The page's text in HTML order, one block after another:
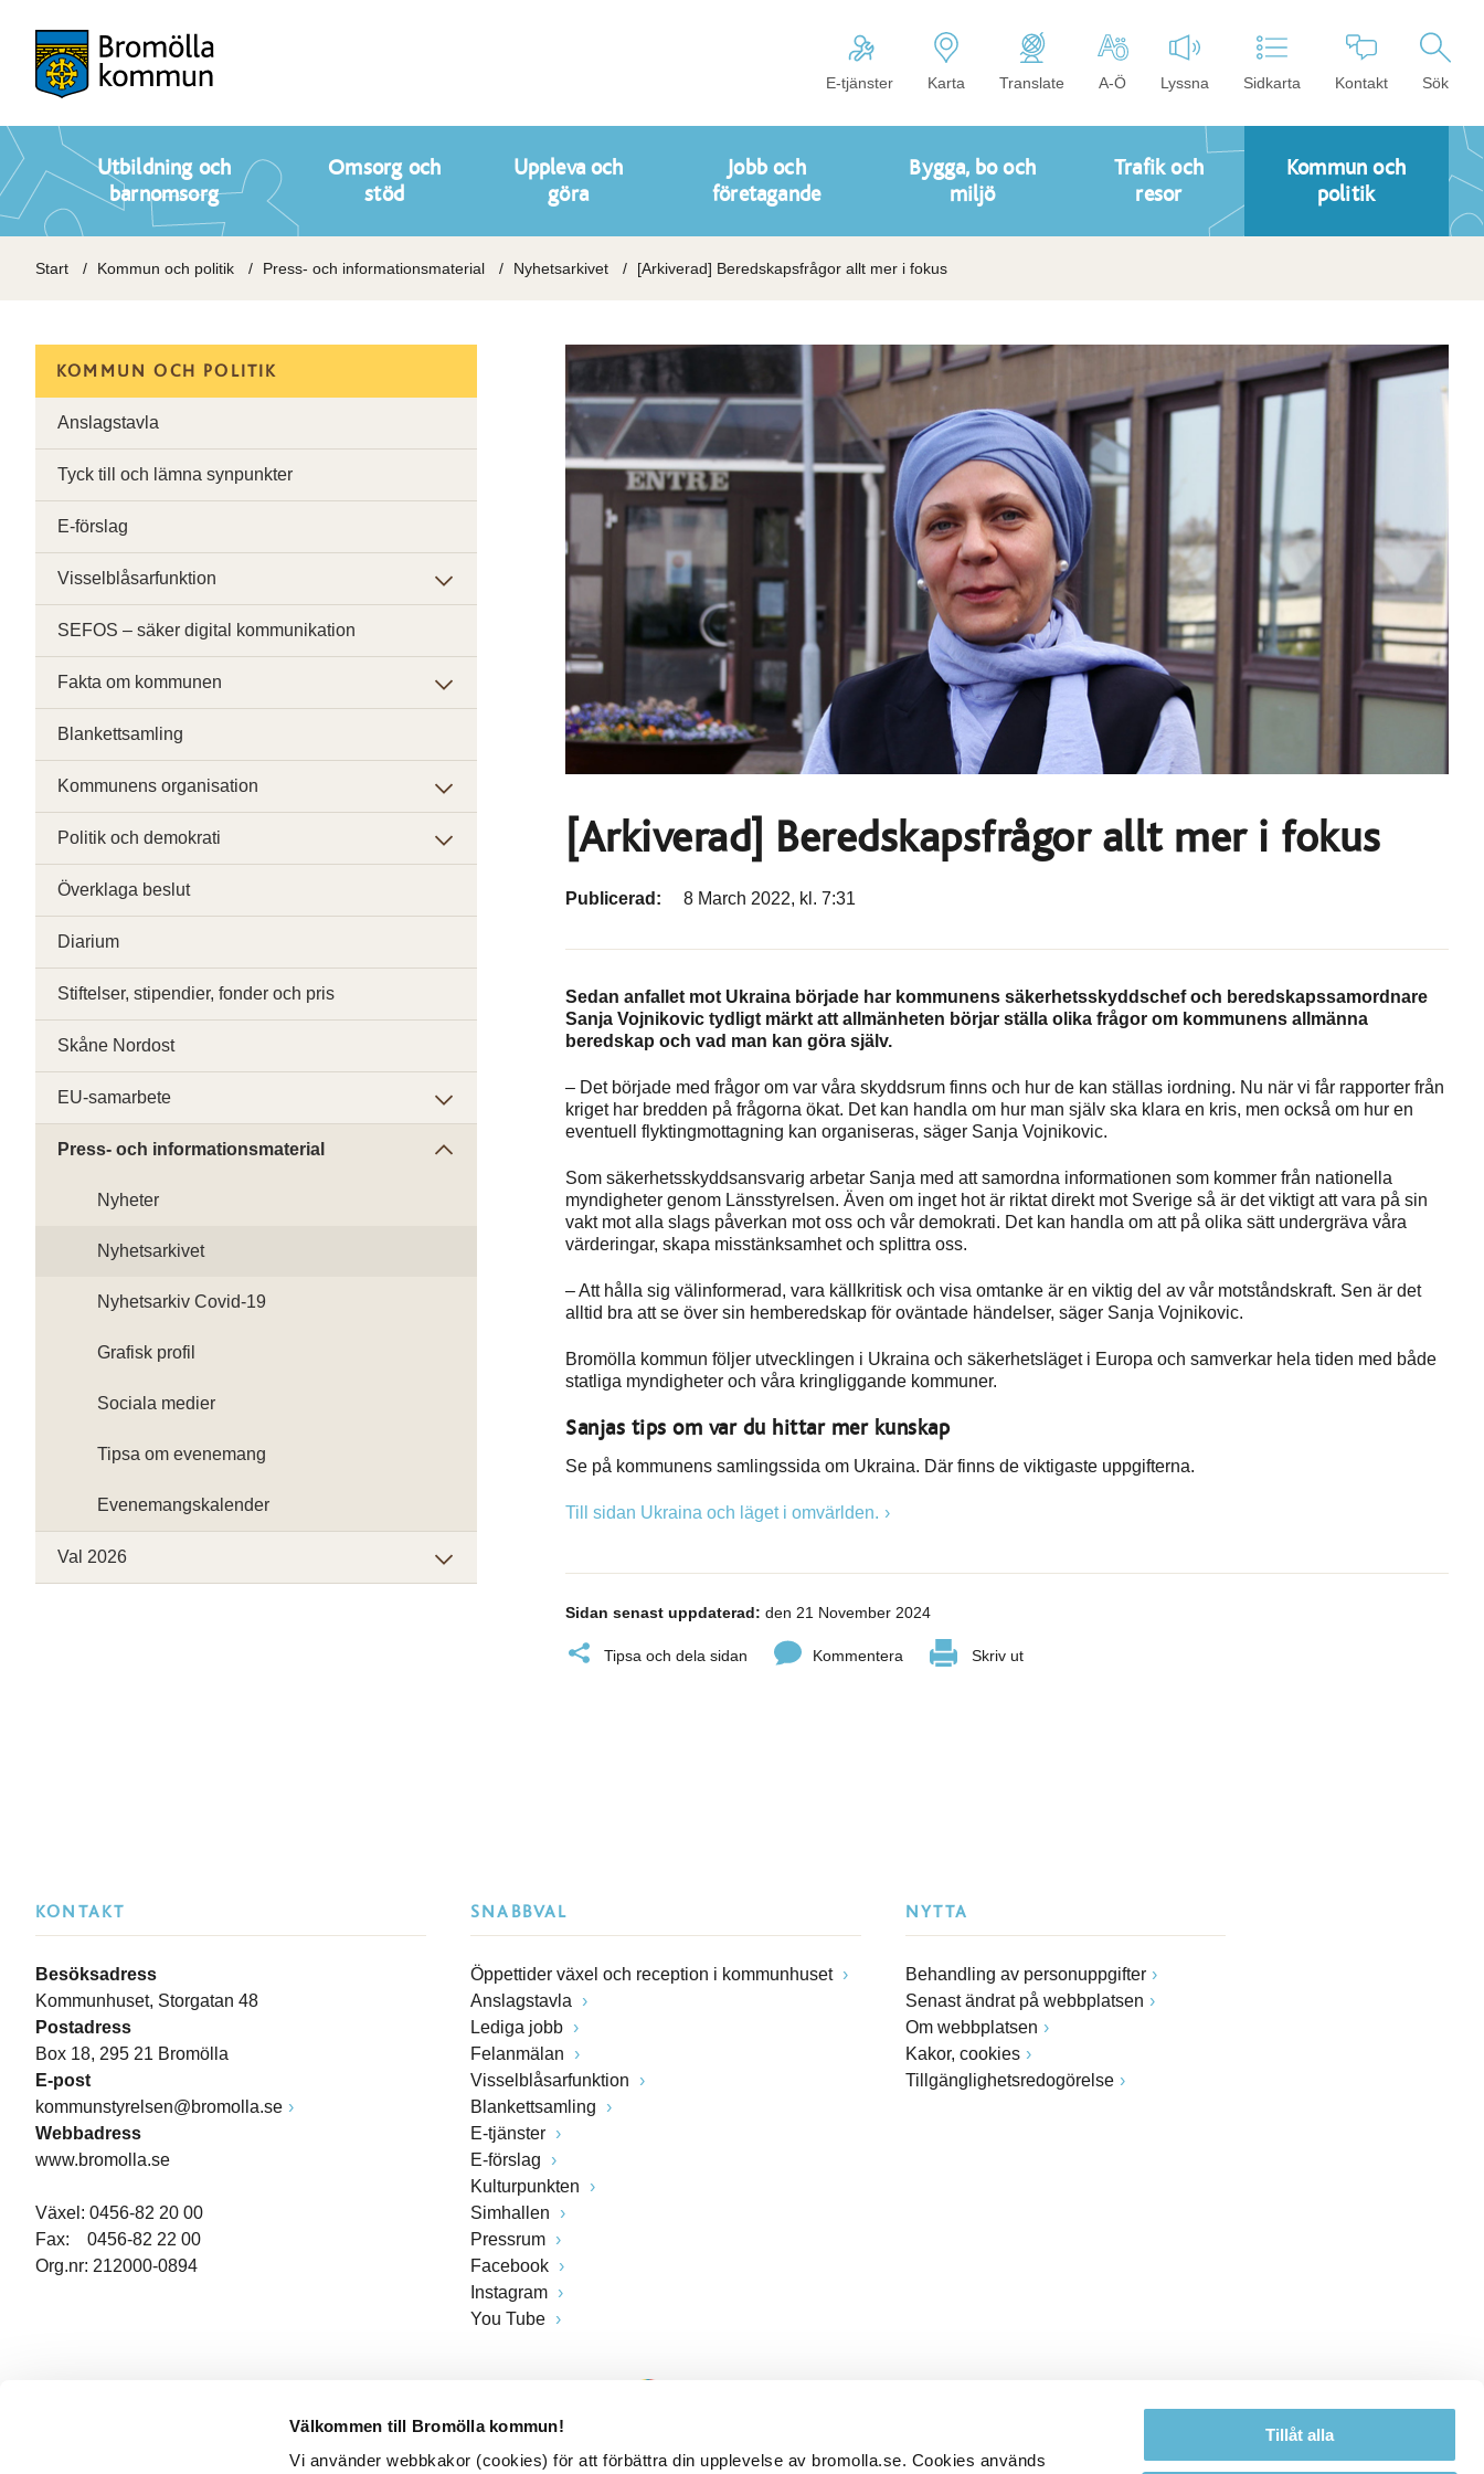
Välkommen till Bromölla kommun!
Vi använder webbkakor (cookies) för att förbättra din upplevelse av bromolla.se. Cookies används
Tillåt alla
E-tjänster Karta Translate A-Ö Lyssna Sidkarta Kontakt Sök
Utbildning och
barnomsorg
Omsorg och
stöd
Uppleva och
göra
Jobb och
företagande
Bygga, bo och
miljö
Trafik och
resor
Kommun och
politik
Start Kommun och politik Press- och informationsmaterial Nyhetsarkivet [Arkiverad] Beredskapsfrågor allt mer i fokus
[Arkiverad] Beredskapsfrågor allt mer i fokus
Publicerad: 8 March 2022, kl. 7:31
Sedan anfallet mot Ukraina började har kommunens säkerhetsskyddschef och beredskapssamordnare
Sanja Vojnikovic tydligt märkt att allmänheten börjar ställa olika frågor om kommunens allmänna
beredskap och vad man kan göra själv.
– Det började med frågor om var våra skyddsrum finns och hur de kan ställas iordning. Nu när vi får rapporter från
kriget har bredden på frågorna ökat. Det kan handla om hur man själv ska klara en kris, men också om hur en
eventuell flyktingmottagning kan organiseras, säger Sanja Vojnikovic.
Som säkerhetsskyddsansvarig arbetar Sanja med att samordna informationen som kommer från nationella
myndigheter genom Länsstyrelsen. Även om inget hot är riktat direkt mot Sverige så är det viktigt att vara på sin
vakt mot alla slags påverkan mot oss och vår demokrati. Det kan handla om att på olika sätt undergräva våra
värderingar, skapa misstänksamhet och splittra oss.
– Att hålla sig välinformerad, vara källkritisk och visa omtanke är en viktig del av vår motståndskraft. Sen är det
alltid bra att se över sin hemberedskap för oväntade händelser, säger Sanja Vojnikovic.
Bromölla kommun följer utvecklingen i Ukraina och säkerhetsläget i Europa och samverkar hela tiden med både
statliga myndigheter och våra kringliggande kommuner.
Sanjas tips om var du hittar mer kunskap
Se på kommunens samlingssida om Ukraina. Där finns de viktigaste uppgifterna.
Till sidan Ukraina och läget i omvärlden.
Sidan senast uppdaterad: den 21 November 2024
Tipsa och dela sidan Kommentera Skriv ut
KOMMUN OCH POLITIK
Anslagstavla
Tyck till och lämna synpunkter
E-förslag
Visselblåsarfunktion
SEFOS – säker digital kommunikation
Fakta om kommunen
Blankettsamling
Kommunens organisation
Politik och demokrati
Överklaga beslut
Diarium
Stiftelser, stipendier, fonder och pris
Skåne Nordost
EU-samarbete
Press- och informationsmaterial
Nyheter
Nyhetsarkivet
Nyhetsarkiv Covid-19
Grafisk profil
Sociala medier
Tipsa om evenemang
Evenemangskalender
Val 2026
KONTAKT
Besöksadress
Kommunhuset, Storgatan 48
Postadress
Box 18, 295 21 Bromölla
E-post
kommunstyrelsen@bromolla.se
Webbadress
www.bromolla.se
Växel: 0456-82 20 00
Fax: 0456-82 22 00
Org.nr: 212000-0894
SNABBVAL
Öppettider växel och reception i kommunhuset
Anslagstavla
Lediga jobb
Felanmälan
Visselblåsarfunktion
Blankettsamling
E-tjänster
E-förslag
Kulturpunkten
Simhallen
Pressrum
Facebook
Instagram
You Tube
NYTTA
Behandling av personuppgifter
Senast ändrat på webbplatsen
Om webbplatsen
Kakor, cookies
Tillgänglighetsredogörelse